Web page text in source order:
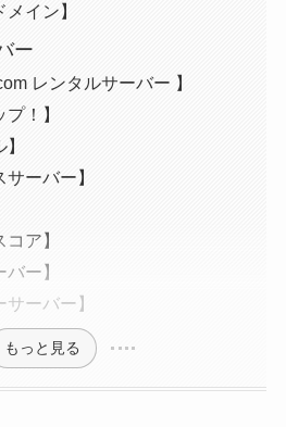
メイン】
ー
レンタルサーバー 】
プ！】
サーバー】
コア】
バー】
サーバー】
もっと見る